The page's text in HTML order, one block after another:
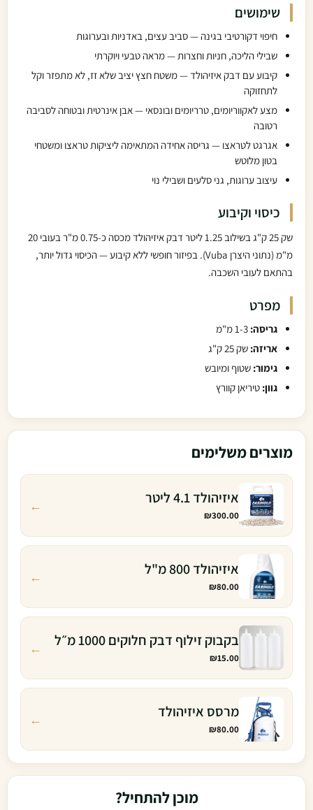
שימושים
חיפוי דקורטיבי בגינה — סביב עצים, באדניות ובערוגות
שבילי הליכה, חניות וחצרות — מראה טבעי ויוקרתי
קיבוע עם דבק איזיהולד — משטח חצץ יציב שלא זז, לא מתפזר וקל
לתחזוקה
מצע לאקווריומים, טרריומים ובונסאי — אבן אינרטית ובטוחה לסביבה
רטובה
אגרגט לטראצו — גריסה אחידה המתאימה ליציקות טראצו ומשטחי
בטון מלוטש
עיצוב ערוגות, גני סלעים ושבילי נוי
כיסוי וקיבוע
שק 25 ק"ג בשילוב 1.25 ליטר דבק איזיהולד מכסה כ-0.75 מ"ר בעובי 20
מ"מ (נתוני היצרן Vuba). בפיזור חופשי ללא קיבוע — הכיסוי גדול יותר,
בהתאם לעובי השכבה.
מפרט
גריסה:
אריזה: שק 25 ק"ג
גימור: שטוף ומיובש
גוון: טיריאן קוורץ
מוצרים משלימים
איזיהולד 4.1 ליטר
₪300.00
←
איזיהולד 800 מ"ל
₪80.00
←
בקבוק זילוף דבק חלוקים 1000 מ״ל
₪15.00
←
מרסס איזיהולד
₪80.00
←
מוכן להתחיל?